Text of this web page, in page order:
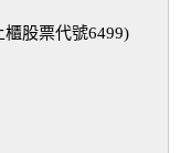
股票代號6499)